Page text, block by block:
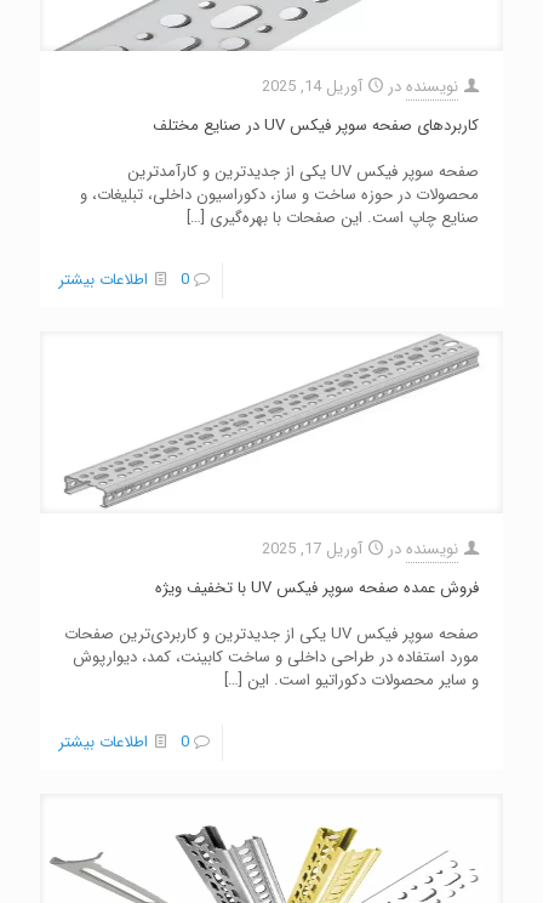
نویسندهدر
آوریل 14, 2025
کاربردهای صفحه سوپر فیکس UV در صنایع مختلف
صفحه سوپر فیکس UV یکی از جدیدترین و کارآمدترین
محصولات در حوزه ساخت و ساز، دکوراسیون داخلی، تبلیغات، و
صنایع چاپ است. این صفحات با بهره‌گیری […]
0 اطلاعات بیشتر
نویسندهدر
آوریل 17, 2025
فروش عمده صفحه سوپر فیکس UV با تخفیف ویژه
صفحه سوپر فیکس UV یکی از جدیدترین و کاربردی‌ترین صفحات
مورد استفاده در طراحی داخلی و ساخت کابینت، کمد، دیوارپوش
و سایر محصولات دکوراتیو است. این […]
0 اطلاعات بیشتر